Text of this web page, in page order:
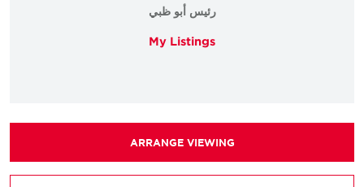
رئيس أبو ظبي
My Listings
ARRANGE VIEWING